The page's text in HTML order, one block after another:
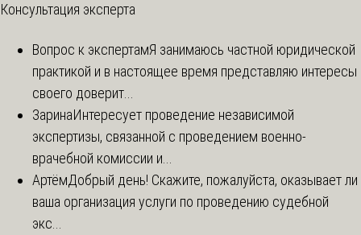
Консультация эксперта
Вопрос к экспертамЯ занимаюсь частной юридической
практикой и в настоящее время представляю интересы
своего доверит...
ЗаринаИнтересует проведение независимой
экспертизы, связанной с проведением военно-
врачебной комиссии и...
АртёмДобрый день! Скажите, пожалуйста, оказывает ли
ваша организация услуги по проведению судебной
экс...